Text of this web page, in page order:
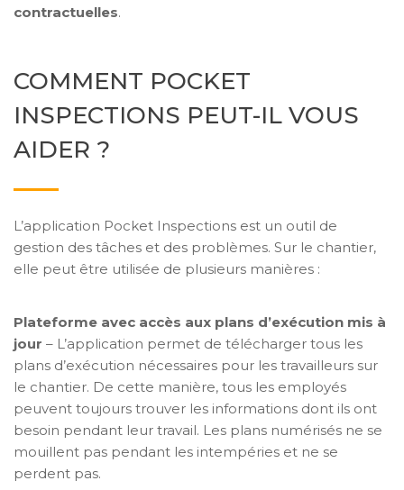
contractuelles.
COMMENT POCKET
INSPECTIONS PEUT-IL VOUS
AIDER ?
L’application Pocket Inspections est un outil de
gestion des tâches et des problèmes. Sur le chantier,
elle peut être utilisée de plusieurs manières :
Plateforme avec accès aux plans d’exécution mis à
jour – L’application permet de télécharger tous les
plans d’exécution nécessaires pour les travailleurs sur
le chantier. De cette manière, tous les employés
peuvent toujours trouver les informations dont ils ont
besoin pendant leur travail. Les plans numérisés ne se
mouillent pas pendant les intempéries et ne se
perdent pas.